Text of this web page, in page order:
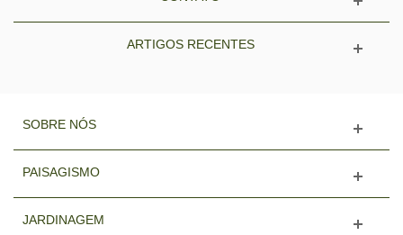
ARTIGOS RECENTES
SOBRE NÓS
PAISAGISMO
JARDINAGEM